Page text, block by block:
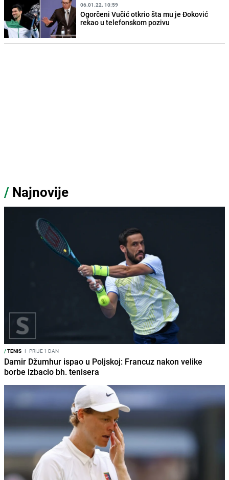
06.01.22. 10:59
Ogorčeni Vučić otkrio šta mu je Đoković
rekao u telefonskom pozivu
/ Najnovije
/TENIS I PRIJE 1 DAN
Damir Džumhur ispao u Poljskoj: Francuz nakon velike
borbe izbacio bh. tenisera